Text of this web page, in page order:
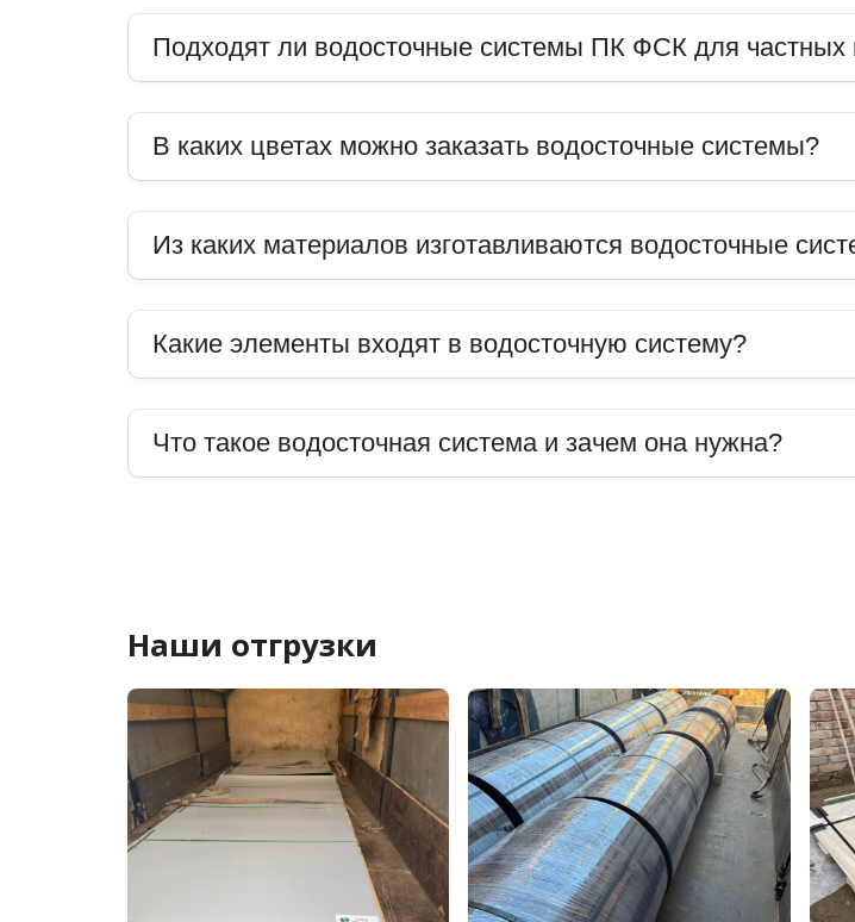
Подходят ли водосточные системы ПК ФСК для частных
В каких цветах можно заказать водосточные системы?
Из каких материалов изготавливаются водосточные
Какие элементы входят в водосточную систему?
Что такое водосточная система и зачем она нужна?
Наши отгрузки